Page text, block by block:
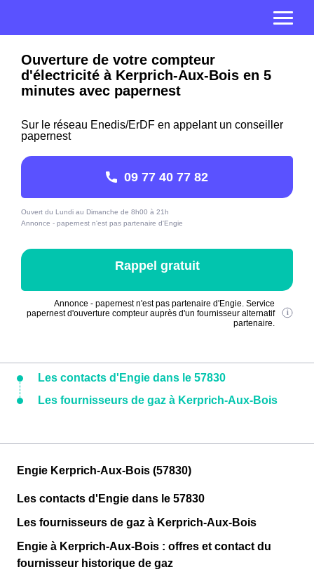
Ouverture de votre compteur
d'électricité à Kerprich-Aux-Bois en 5
minutes avec papernest
Sur le réseau Enedis/ErDF en appelant un conseiller
papernest
09 77 40 77 82
Ouvert du Lundi au Dimanche de 8h00 à 21h
Annonce - papernest n'est pas partenaire d'Engie
Rappel gratuit
Annonce - papernest n'est pas partenaire d'Engie. Service
papernest d'ouverture compteur auprès d'un fournisseur alternatif
partenaire.
Les contacts d'Engie dans le 57830
Les fournisseurs de gaz à Kerprich-Aux-Bois
Engie Kerprich-Aux-Bois (57830)
Les contacts d'Engie dans le 57830
Les fournisseurs de gaz à Kerprich-Aux-Bois
Engie à Kerprich-Aux-Bois : offres et contact du
fournisseur historique de gaz